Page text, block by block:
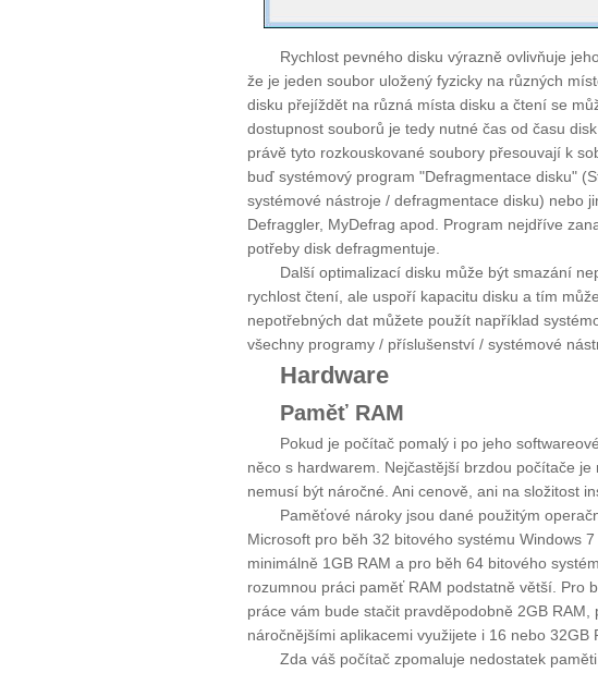
Rychlost pevného disku výrazně ovlivňuje
že je jeden soubor uložený fyzicky na různých
disku přejíždět na různá místa disku a čtení se
dostupnost souborů je tedy nutné čas od času
právě tyto rozkouskované soubory přesouvají k
buď systémový program "Defragmentace disku"
systémové nástroje / defragmentace disku) nebo
Defraggler, MyDefrag apod. Program nejdříve
potřeby disk defragmentuje.
Další optimalizací disku může být smazání
rychlost čtení, ale uspoří kapacitu disku a tím
nepotřebných dat můžete použít například
všechny programy / příslušenství / systémové
Hardware
Paměť RAM
Pokud je počítač pomalý i po jeho
něco s hardwarem. Nejčastější brzdou počítače
nemusí být náročné. Ani cenově, ani na složitost
Paměťové nároky jsou dané použitým
Microsoft pro běh 32 bitového systému Windows
minimálně 1GB RAM a pro běh 64 bitového
rozumnou práci paměť RAM podstatně větší. Pro
práce vám bude stačit pravděpodobně 2GB
náročnějšími aplikacemi využijete i 16 nebo 32GB
Zda váš počítač zpomaluje nedostatek